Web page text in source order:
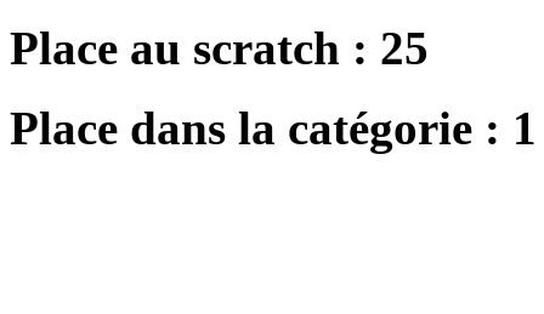
Place au scratch : 25
Place dans la catégorie : 1